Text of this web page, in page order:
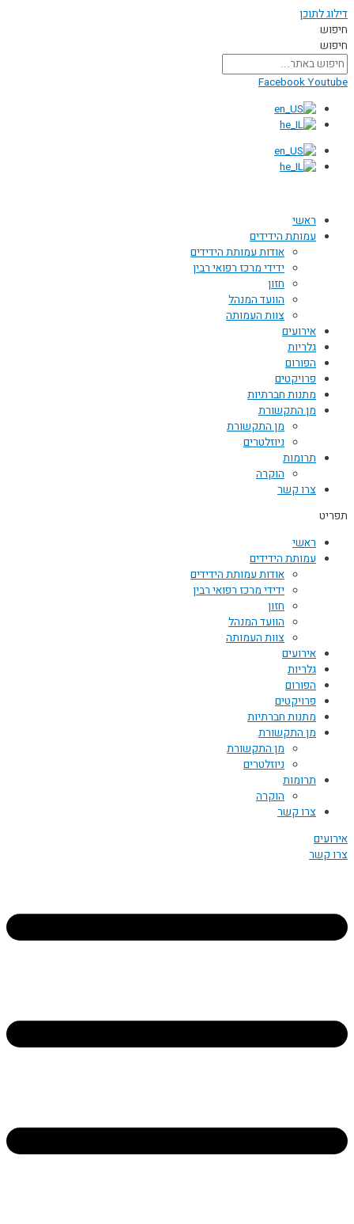
דילוג לתוכן
חיפוש
חיפוש
FacebookYoutube
ראשי
עמותת הידידים
אודות עמותת הידידים
ידידי מרכז רפואי רבין
חזון
הוועד המנהל
צוות העמותה
אירועים
גלריות
הפורום
פרויקטים
מתנות חברתיות
מן התקשורת
מן התקשורת
ניוזלטרים
תרומות
הוקרה
צרו קשר
תפריט
ראשי
עמותת הידידים
אודות עמותת הידידים
ידידי מרכז רפואי רבין
חזון
הוועד המנהל
צוות העמותה
אירועים
גלריות
הפורום
פרויקטים
מתנות חברתיות
מן התקשורת
מן התקשורת
ניוזלטרים
תרומות
הוקרה
צרו קשר
אירועים
צרו קשר